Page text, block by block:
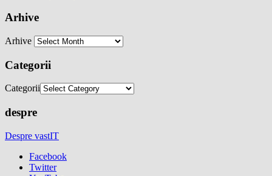
Arhive
Arhive
Categorii
Categorii
despre
Despre vastIT
Facebook
Twitter